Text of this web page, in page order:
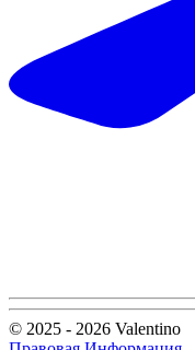
© 2025 - 2026 Valentino